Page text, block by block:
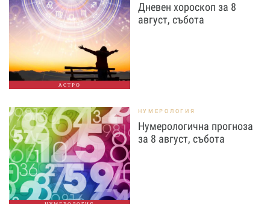
АСТРО
Дневен хороскоп за 8
август, събота
НУМЕРОЛОГИЯ
Нумерологична прогноза
за 8 август, събота